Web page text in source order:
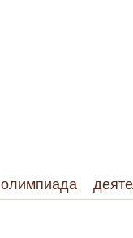
олимпиада